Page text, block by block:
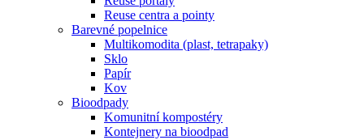
Reuse centra a pointy
Barevné popelnice
Multikomodita (plast, tetrapaky)
Sklo
Papír
Kov
Bioodpady
Komunitní kompostéry
Kontejnery na bioodpad